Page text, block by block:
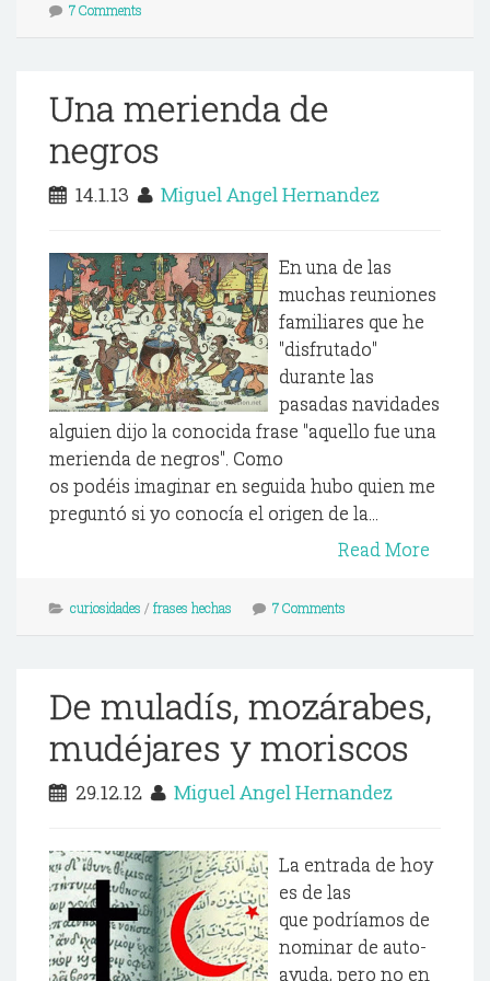
7 Comments
Una merienda de
negros
14.1.13 Miguel Angel Hernandez
En una de las
muchas reuniones
familiares que he
"disfrutado"
durante las
pasadas navidades
alguien dijo la conocida frase "aquello fue una
merienda de negros". Como
os podéis imaginar en seguida hubo quien me
preguntó si yo conocía el origen de la...
Read More
curiosidades / frases hechas 7 Comments
De muladís, mozárabes,
mudéjares y moriscos
29.12.12 Miguel Angel Hernandez
La entrada de hoy
es de las
que podríamos de
nominar de auto-
ayuda, pero no en